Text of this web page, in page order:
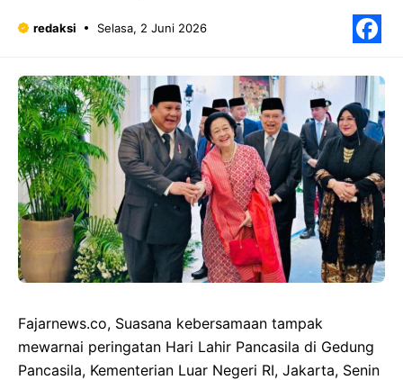
redaksi Selasa, 2 Juni 2026
Fajarnews.co, Suasana kebersamaan tampak
mewarnai peringatan Hari Lahir Pancasila di Gedung
Pancasila, Kementerian Luar Negeri RI, Jakarta, Senin